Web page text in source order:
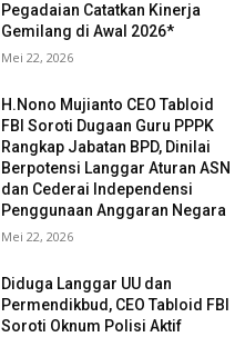
Pegadaian Catatkan Kinerja
Gemilang di Awal 2026*
Mei 22, 2026
H.Nono Mujianto CEO Tabloid
FBI Soroti Dugaan Guru PPPK
Rangkap Jabatan BPD, Dinilai
Berpotensi Langgar Aturan ASN
dan Cederai Independensi
Penggunaan Anggaran Negara
Mei 22, 2026
Diduga Langgar UU dan
Permendikbud, CEO Tabloid FBI
Soroti Oknum Polisi Aktif